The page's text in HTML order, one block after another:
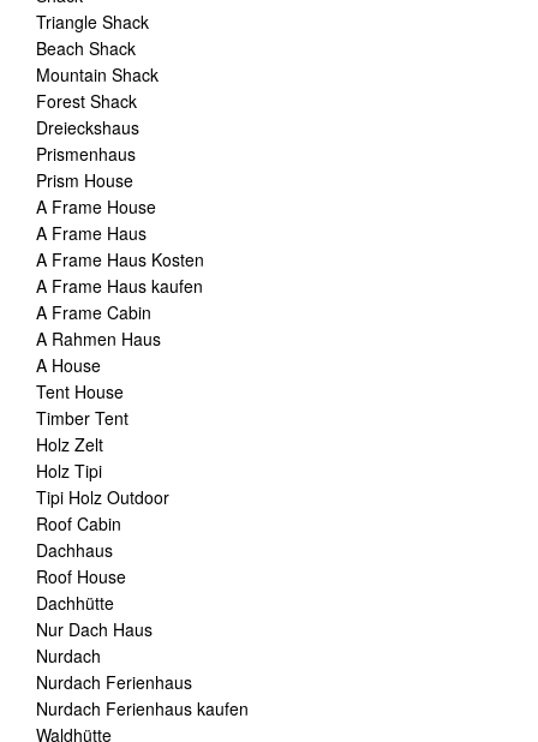
Triangle Shack
Beach Shack
Mountain Shack
Forest Shack
Dreieckshaus
Prismenhaus
Prism House
A Frame House
A Frame Haus
A Frame Haus Kosten
A Frame Haus kaufen
A Frame Cabin
A Rahmen Haus
A House
Tent House
Timber Tent
Holz Zelt
Holz Tipi
Tipi Holz Outdoor
Roof Cabin
Dachhaus
Roof House
Dachhütte
Nur Dach Haus
Nurdach
Nurdach Ferienhaus
Nurdach Ferienhaus kaufen
Waldhütte